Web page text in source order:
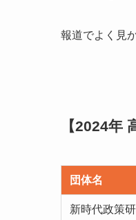
報道でよく見
【2024年
団体名
新時代政策